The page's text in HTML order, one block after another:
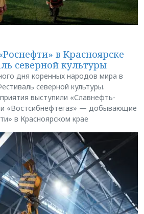
в Красноярске
северной культуры
дня коренных народов мира в
северной культуры.
выступили «Славнефть-
и «Востсибнефтегаз» — добывающие
в Красноярском крае